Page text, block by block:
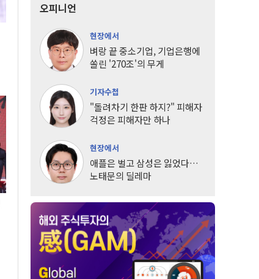
오피니언
현장에서
벼랑 끝 중소기업, 기업은행에
쏠린 '270조'의 무게
기자수첩
"돌려차기 한판 하지?" 피해자
걱정은 피해자만 하나
현장에서
애플은 벌고 삼성은 잃었다…
노태문의 딜레마